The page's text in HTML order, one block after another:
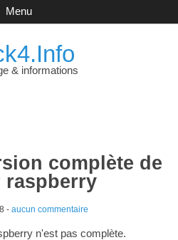
& informations
Menu
complète de
- aucun commentaire
n'est pas complète.